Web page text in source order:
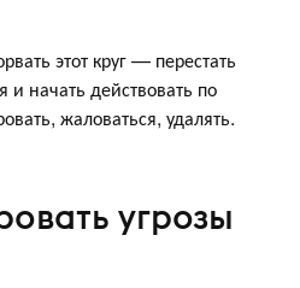
этот круг — перестать
и начать действовать по
жаловаться, удалять.
угрозы